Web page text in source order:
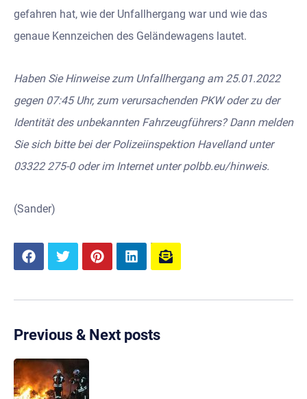
gefahren hat, wie der Unfallhergang war und wie das
genaue Kennzeichen des Geländewagens lautet.
Haben Sie Hinweise zum Unfallhergang am 25.01.2022
gegen 07:45 Uhr, zum verursachenden PKW oder zu der
Identität des unbekannten Fahrzeugführers? Dann melden
Sie sich bitte bei der Polizeiinspektion Havelland unter
03322 275-0 oder im Internet unter polbb.eu/hinweis.
(Sander)
Previous & Next posts